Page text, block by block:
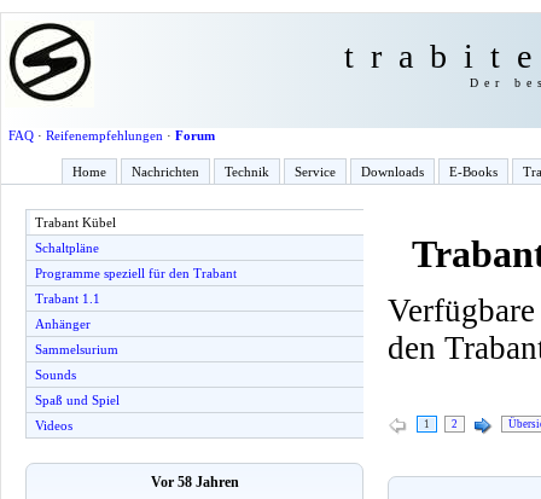
Der
FAQ· Reifenempfehlungen · Forum
Home Nachrichten Technik Service Downloads E-Books
Trabant Kübel
Schaltpläne
Programme speziell für den Trabant
Trabant 1.1
Anhänger
Sammelsurium
Sounds
Spaß und Spiel
Videos
Vor 58 Jahren
den
1 2